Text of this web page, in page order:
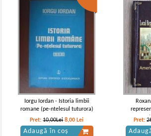
Iorgu Iordan - Istoria limbii
romane (pe-ntelesul tuturora)
Pret:10,00Lei 8,00 Lei
Adaugă în coș
century
Pret: